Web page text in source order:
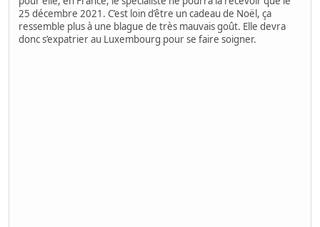
25 décembre 2021. C’est loin d’être un cadeau de Noël, ça
ressemble plus à une blague de très mauvais goût. Elle devra
donc s’expatrier au Luxembourg pour se faire soigner.